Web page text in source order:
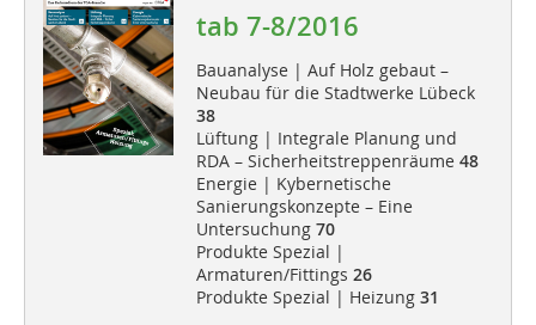
tab 7-8/2016
Bauanalyse | Auf Holz gebaut –
Neubau für die Stadtwerke Lübeck
38
Lüftung | Integrale Planung und
RDA – Sicherheitstreppenräume 48
Energie | Kybernetische
Sanierungskonzepte – Eine
Untersuchung 70
Produkte Spezial |
Armaturen/Fittings 26
Produkte Spezial | Heizung 31